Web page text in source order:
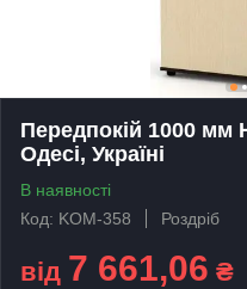
Передпокій 1000 мм
Одесі, Україні
В наявності
Код: KOM-358
Роздріб
від 7 661,06 ₴